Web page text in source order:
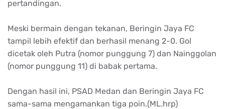
pertandingan.
Meski bermain dengan tekanan, Beringin Jaya FC
tampil lebih efektif dan berhasil menang 2-0. Gol
dicetak oleh Putra (nomor punggung 7) dan Nainggolan
(nomor punggung 11) di babak pertama.
Dengan hasil ini, PSAD Medan dan Beringin Jaya FC
sama-sama mengamankan tiga poin.(ML.hrp)